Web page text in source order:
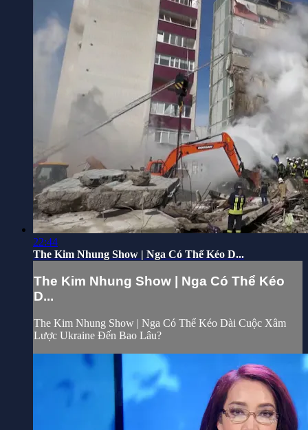
22:44
The Kim Nhung Show | Nga Có Thể Kéo D...
The Kim Nhung Show | Nga Có Thể Kéo
D...
The Kim Nhung Show | Nga Có Thể Kéo Dài Cuộc Xâm
Lược Ukraine Đến Bao Lâu?